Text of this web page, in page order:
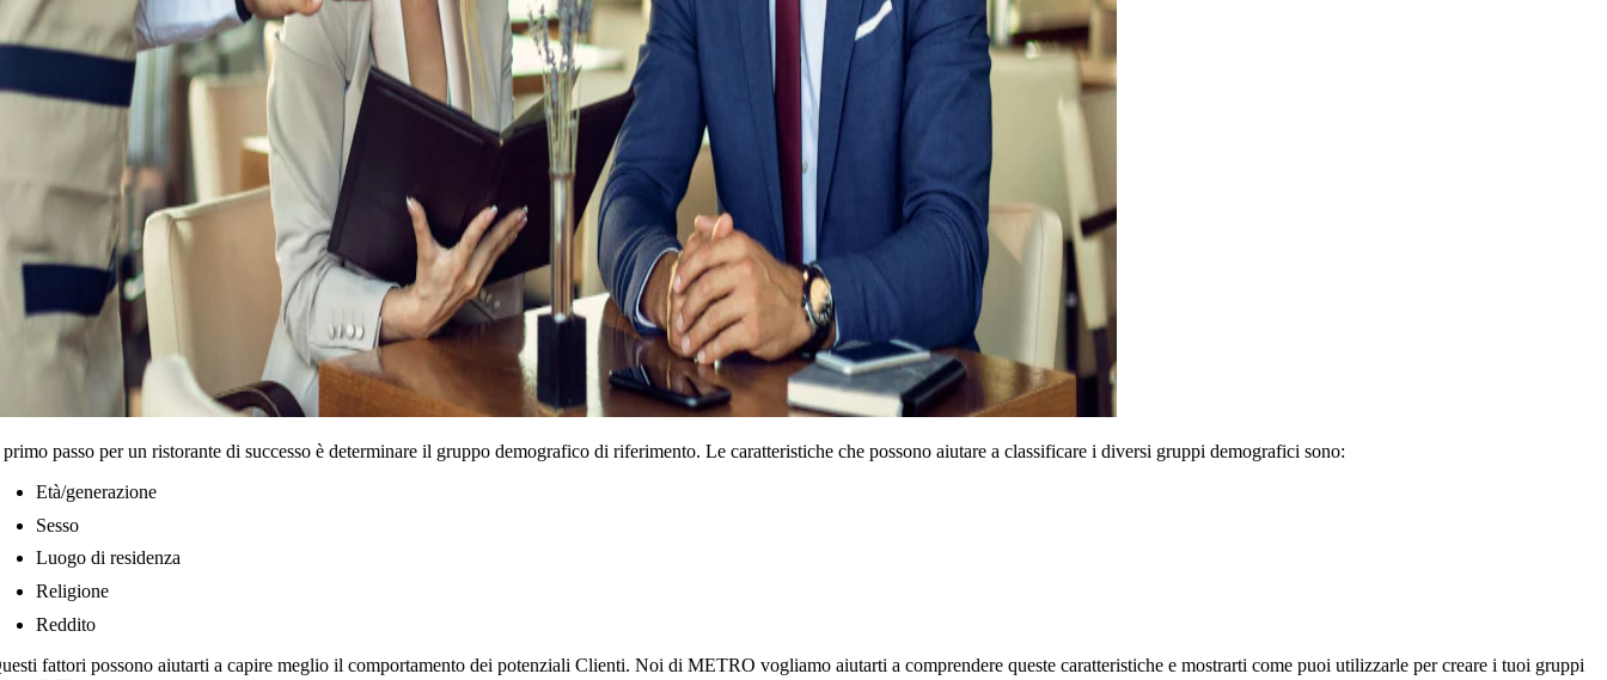
passo per un ristorante di successo è determinare il gruppo demografico di riferimento. Le caratteristiche che possono aiutare a classificare i diversi gruppi demografici sono:
Età/generazione
Sesso
Luogo di residenza
Religione
Reddito
fattori possono aiutarti a capire meglio il comportamento dei potenziali Clienti. Noi di METRO vogliamo aiutarti a comprendere queste caratteristiche e mostrarti come puoi utilizzarle per creare i tuoi gruppi